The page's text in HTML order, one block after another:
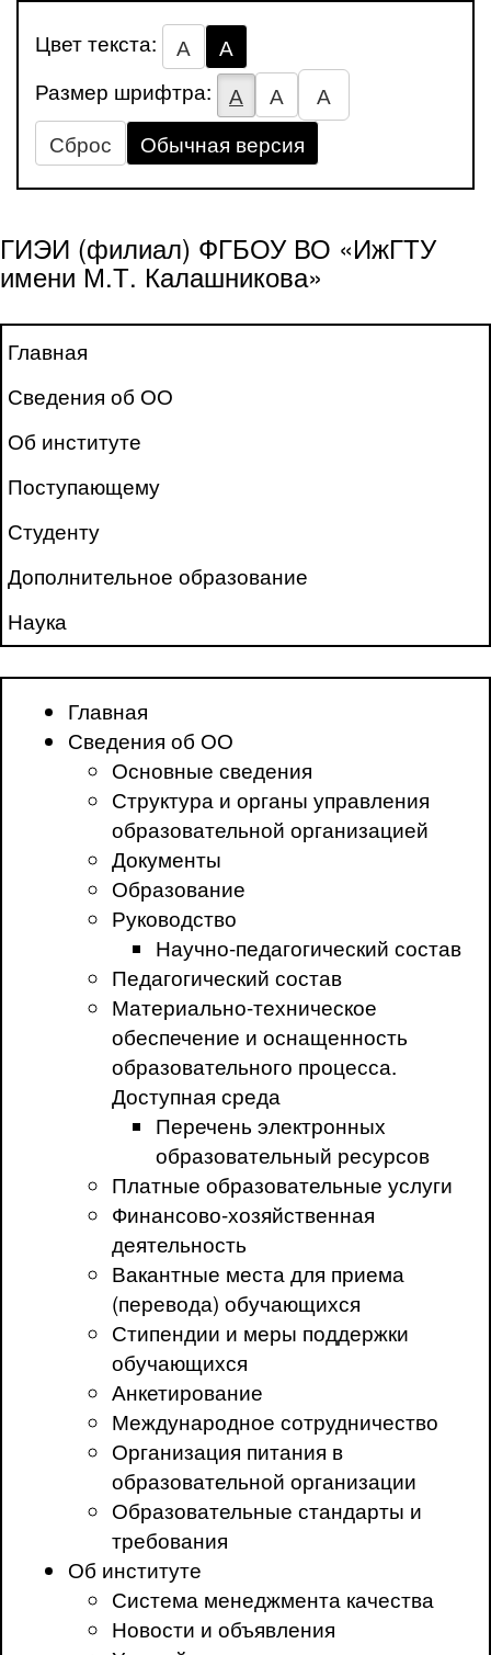
Цвет текста: А
А
Размер шрифтра:
А А
А
Сброс
Обычная версия
ГИЭИ (филиал) ФГБОУ ВО «ИжГТУ
имени М.Т. Калашникова»
Главная
Сведения об ОО
Об институте
Поступающему
Студенту
Дополнительное образование
Наука
Главная
Сведения об ОО
Основные сведения
Структура и органы управления
образовательной организацией
Документы
Образование
Руководство
Научно-педагогический состав
Педагогический состав
Материально-техническое
обеспечение и оснащенность
образовательного процесса.
Доступная среда
Перечень электронных
образовательный ресурсов
Платные образовательные услуги
Финансово-хозяйственная
деятельность
Вакантные места для приема
(перевода) обучающихся
Стипендии и меры поддержки
обучающихся
Анкетирование
Международное сотрудничество
Организация питания в
образовательной организации
Образовательные стандарты и
требования
Об институте
Система менеджмента качества
Новости и объявления